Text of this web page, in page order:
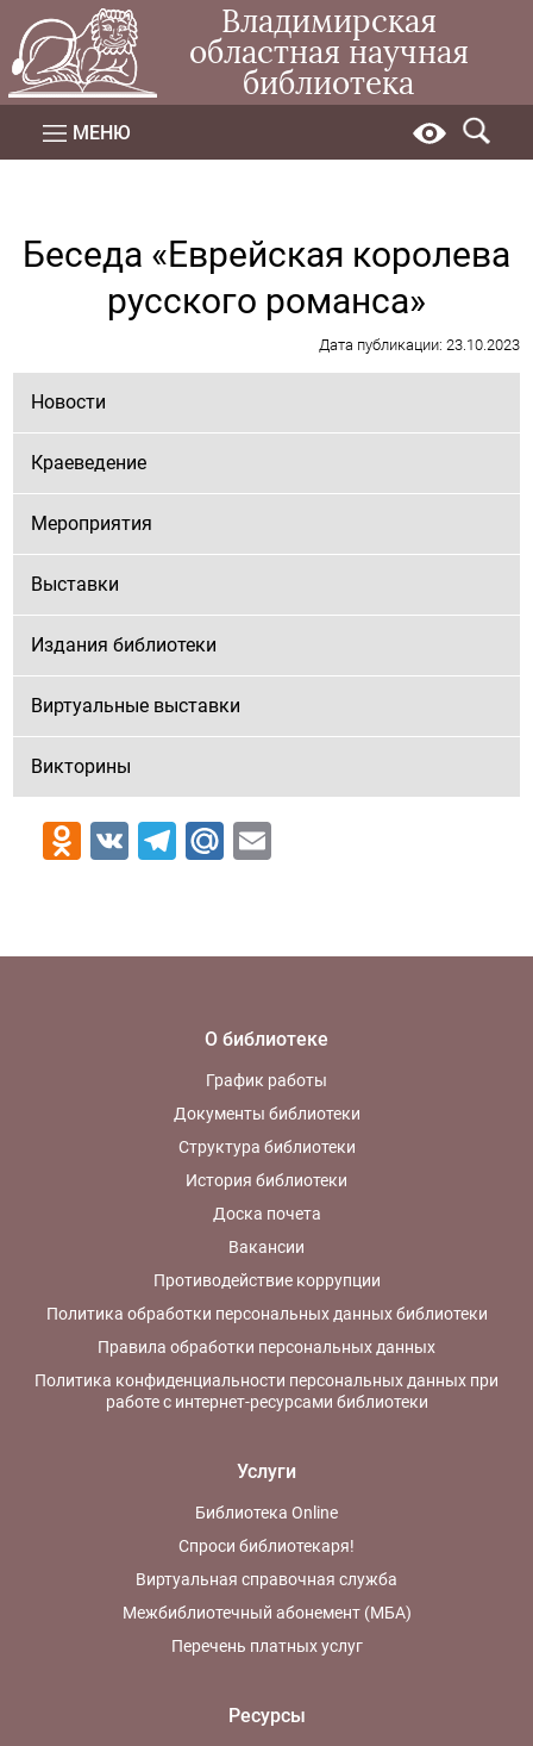
Владимирская
областная научная
библиотека
МЕНЮ
Беседа «Еврейская королева
русского романса»
Дата публикации: 23.10.2023
Новости
Краеведение
Мероприятия
Выставки
Издания библиотеки
Виртуальные выставки
Викторины
Odnoklassniki
VK Telegram
Mail.Ru
О библиотеке
График работы
Документы библиотеки
Структура библиотеки
История библиотеки
Доска почета
Вакансии
Противодействие коррупции
Политика обработки персональных данных библиотеки
Правила обработки персональных данных
Политика конфиденциальности персональных данных при
работе с интернет-ресурсами библиотеки
Услуги
Библиотека Online
Спроси библиотекаря!
Виртуальная справочная служба
Межбиблиотечный абонемент (МБА)
Перечень платных услуг
Ресурсы